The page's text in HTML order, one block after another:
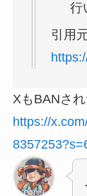
行
引用
XもBANされ
https://